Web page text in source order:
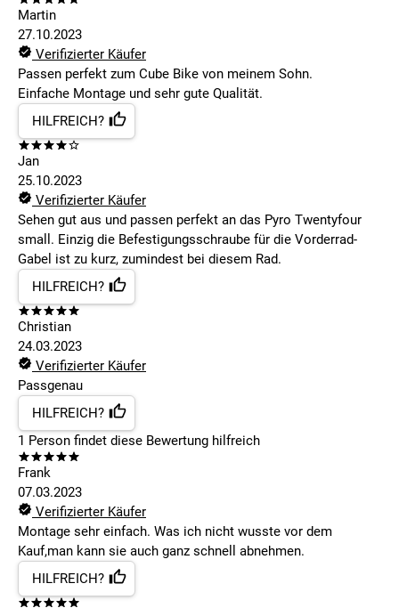
Martin
27.10.2023
Verifizierter Käufer
Passen perfekt zum Cube Bike von meinem Sohn.
Einfache Montage und sehr gute Qualität.
HILFREICH?
Jan
25.10.2023
Verifizierter Käufer
Sehen gut aus und passen perfekt an das Pyro Twentyfour
small. Einzig die Befestigungsschraube für die Vorderrad-
Gabel ist zu kurz, zumindest bei diesem Rad.
HILFREICH?
Christian
24.03.2023
Verifizierter Käufer
Passgenau
HILFREICH?
1 Person findet diese Bewertung hilfreich
Frank
07.03.2023
Verifizierter Käufer
Montage sehr einfach. Was ich nicht wusste vor dem
Kauf,man kann sie auch ganz schnell abnehmen.
HILFREICH?